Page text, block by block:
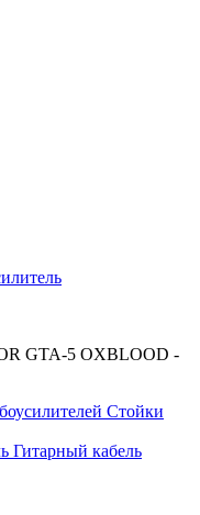
GTA-5 OXBLOOD -
Стойки
Гитарный кабель